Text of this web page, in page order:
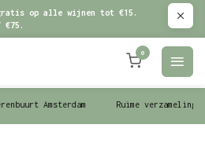
op alle wijnen tot €15.
€75.
0
Amsterdam Ruime verzameling